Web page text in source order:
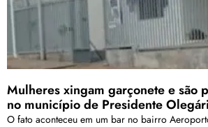
Mulheres xingam garçonete e são
no município de Presidente
O fato aconteceu em um bar no bairro